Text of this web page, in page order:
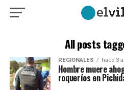
All posts
REGIONALES hace 3
Hombre muere
roqueríos en